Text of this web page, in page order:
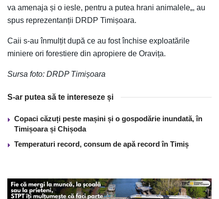
va amenaja și o iesle, pentru a putea hrani animalele„, au
spus reprezentanții DRDP Timișoara.
Caii s-au înmulțit după ce au fost închise exploatările
miniere ori forestiere din apropiere de Oravița.
Sursa foto: DRDP Timișoara
S-ar putea să te intereseze și
Copaci căzuți peste mașini și o gospodărie inundată, în
Timișoara și Chișoda
Temperaturi record, consum de apă record în Timiș